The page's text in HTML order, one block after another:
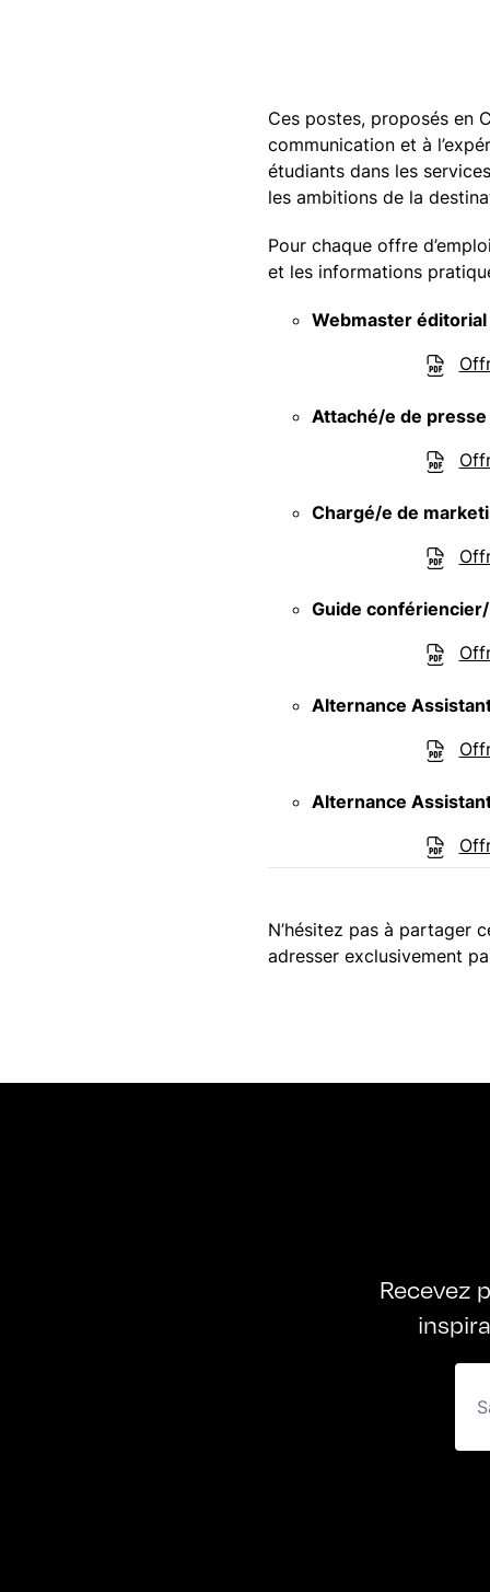
Ces postes, proposés en
communication et à
étudiants dans les
les ambitions de la
Pour chaque offre
et les informations
Webmaster
Attaché/e de
Chargé/e de
Guide
Alternance
Alternance
N’hésitez pas à partager
adresser exclusivement
Recevez